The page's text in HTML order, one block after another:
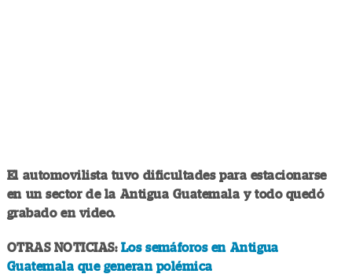
El automovilista tuvo dificultades para estacionarse
en un sector de la Antigua Guatemala y todo quedó
grabado en video.
OTRAS NOTICIAS: Los semáforos en Antigua
Guatemala que generan polémica